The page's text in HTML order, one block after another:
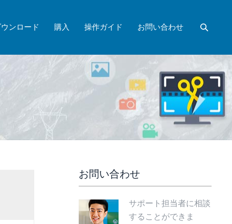
ンロード 購入 操作ガイド お問い合わせ
お問い合わせ
サポート担当者に相談
することができま